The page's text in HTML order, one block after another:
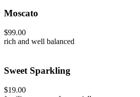
Moscato
$99.00
rich and well balanced
Sweet Sparkling
$19.00